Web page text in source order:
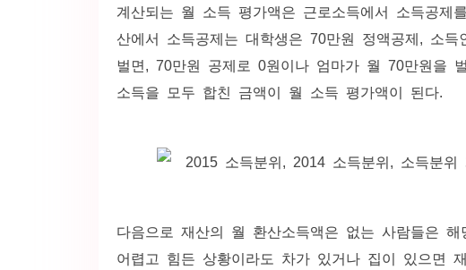
계산되는 월 소득 평가액은 근로소득에서 소득공
산에서 소득공제는 대학생은 70만원 정액공제, 소
벌면, 70만원 공제로 0원이나 엄마가 월 70만원을
소득을 모두 합친 금액이 월 소득 평가액이 된다.
다음으로 재산의 월 환산소득액은 없는 사람들은
어렵고 힘든 상황이라도 차가 있거나 집이 있으면